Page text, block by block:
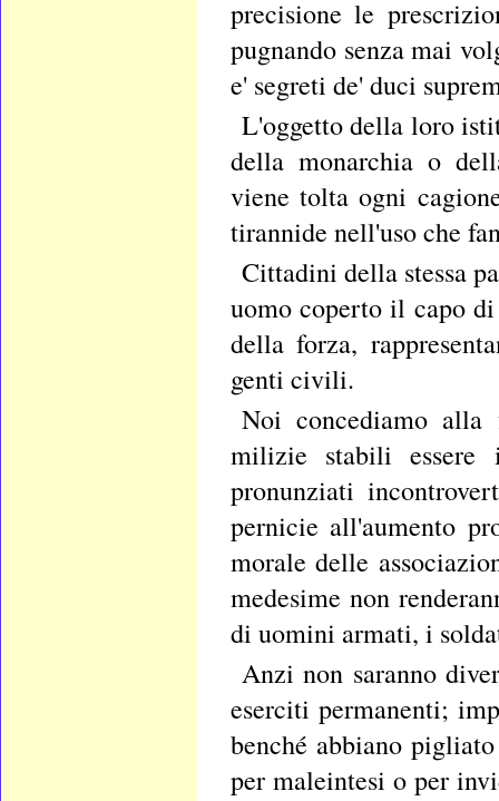
precisione le
pugnando senza mai
e' segreti de' duci
L'oggetto della loro
della monarchia o
viene tolta ogni
tirannide nell'uso che
Cittadini della stessa
uomo coperto il capo
della forza,
genti civili.
Noi concediamo
milizie stabili essere
pronunziati
pernicie all'aumento
morale delle
medesime non
di uomini armati, i
Anzi non saranno
eserciti permanenti;
benché abbiano
per maleintesi o per